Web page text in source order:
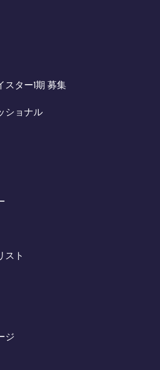
スター1期 募集
ショナル
スト
ジ